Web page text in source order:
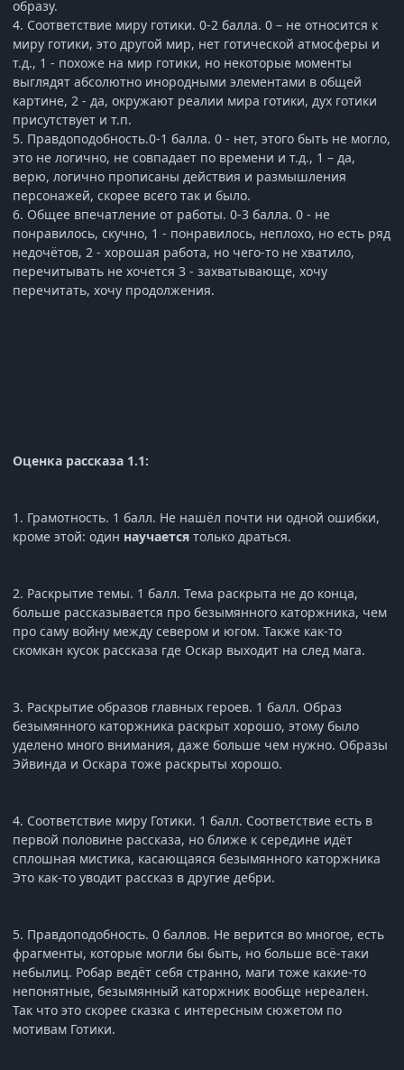
образу.
4. Соответствие миру готики. 0-2 балла. 0 – не относится к
миру готики, это другой мир, нет готической атмосферы и
т.д., 1 - похоже на мир готики, но некоторые моменты
выглядят абсолютно инородными элементами в общей
картине, 2 - да, окружают реалии мира готики, дух готики
присутствует и т.п.
5. Правдоподобность.0-1 балла. 0 - нет, этого быть не могло,
это не логично, не совпадает по времени и т.д., 1 – да,
верю, логично прописаны действия и размышления
персонажей, скорее всего так и было.
6. Общее впечатление от работы. 0-3 балла. 0 - не
понравилось, скучно, 1 - понравилось, неплохо, но есть ряд
недочётов, 2 - хорошая работа, но чего-то не хватило,
перечитывать не хочется 3 - захватывающе, хочу
перечитать, хочу продолжения.
Оценка рассказа 1.1:
1. Грамотность. 1 балл. Не нашёл почти ни одной ошибки,
кроме этой: один научается только драться.
2. Раскрытие темы. 1 балл. Тема раскрыта не до конца,
больше рассказывается про безымянного каторжника, чем
про саму войну между севером и югом. Также как-то
скомкан кусок рассказа где Оскар выходит на след мага.
3. Раскрытие образов главных героев. 1 балл. Образ
безымянного каторжника раскрыт хорошо, этому было
уделено много внимания, даже больше чем нужно. Образы
Эйвинда и Оскара тоже раскрыты хорошо.
4. Соответствие миру Готики. 1 балл. Соответствие есть в
первой половине рассказа, но ближе к середине идёт
сплошная мистика, касающаяся безымянного каторжника
Это как-то уводит рассказ в другие дебри.
5. Правдоподобность. 0 баллов. Не верится во многое, есть
фрагменты, которые могли бы быть, но больше всё-таки
небылиц. Робар ведёт себя странно, маги тоже какие-то
непонятные, безымянный каторжник вообще нереален.
Так что это скорее сказка с интересным сюжетом по
мотивам Готики.